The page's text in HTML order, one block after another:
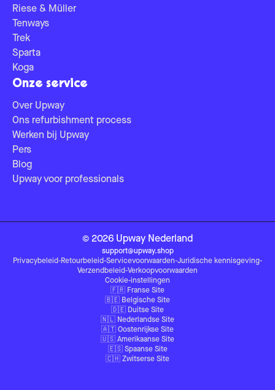
Riese & Müller
Tenways
Trek
Sparta
Koga
Onze service
Over Upway
Ons refurbishment process
Werken bij Upway
Pers
Blog
Upway voor professionals
© 2026 Upway Nederland
support@upway.shop
Privacybeleid-Retourbeleid-Servicevoorwaarden-Juridische kennisgeving-
Verzendbeleid-Verkoopvoorwaarden
Cookie-instellingen
🇫🇷 Franse Site
🇧🇪 Belgische Site
🇩🇪 Duitse Site
🇳🇱 Nederlandse Site
🇦🇹 Oostenrijkse Site
🇺🇸 Amerikaanse Site
🇪🇸 Spaanse Site
🇨🇭 Zwitserse Site